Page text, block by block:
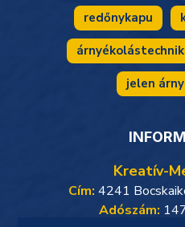
redőnykapu
jelen
Kreatív-
Cím: 4241
Adószám: